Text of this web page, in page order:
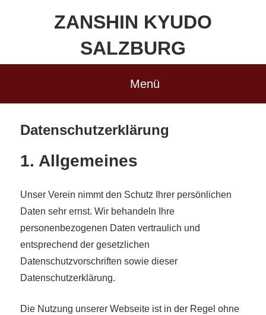
ZANSHIN KYUDO
SALZBURG
Menü
Datenschutzerklärung
1. Allgemeines
Unser Verein nimmt den Schutz Ihrer persönlichen
Daten sehr ernst. Wir behandeln Ihre
personenbezogenen Daten vertraulich und
entsprechend der gesetzlichen
Datenschutzvorschriften sowie dieser
Datenschutzerklärung.
Die Nutzung unserer Webseite ist in der Regel ohne